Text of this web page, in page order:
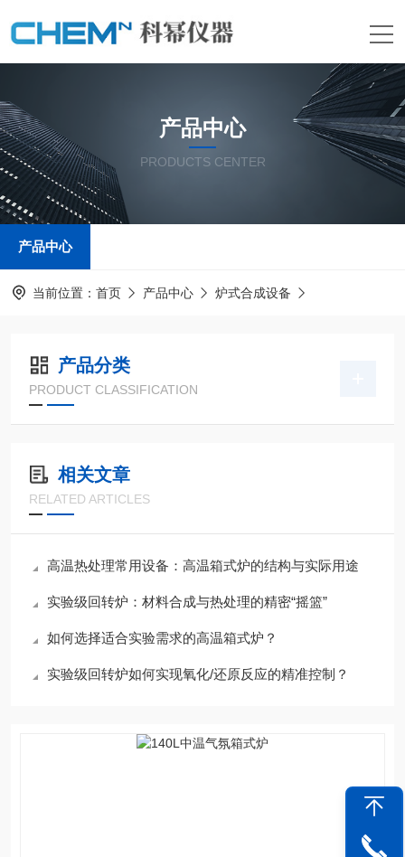
产品中心
PRODUCTS CENTER
产品中心
当前位置： 首页 产品中心 炉式合成设备
产品分类
PRODUCT CLASSIFICATION
相关文章
RELATED ARTICLES
高温热处理常用设备：高温箱式炉的结构与实际用途
实验级回转炉：材料合成与热处理的精密“摇篮”
如何选择适合实验需求的高温箱式炉？
实验级回转炉如何实现氧化/还原反应的精准控制？